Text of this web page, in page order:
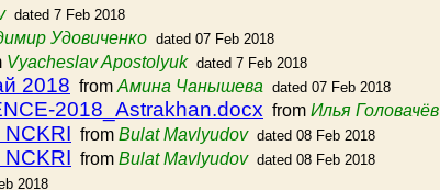
dated 7 Feb 2018
Удовиченко dated 07 Feb 2018
Vyacheslav Apostolyuk dated 7 Feb 2018
2018 from Амина Чанышева dated 07 Feb 2018
2018_Astrakhan.docx from Илья Головачёв
from Bulat Mavlyudov dated 08 Feb 2018
from Bulat Mavlyudov dated 08 Feb 2018
2018